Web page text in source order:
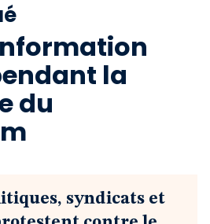
revue
Boutique
la
du
syndicats et